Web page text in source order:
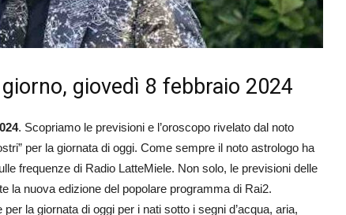
giovedì 8 febbraio 2024
. Scopriamo le previsioni e l’oroscopo rivelato dal noto
per la giornata di oggi. Come sempre il noto astrologo ha
frequenze di Radio LatteMiele. Non solo, le previsioni delle
la nuova edizione del popolare programma di Rai2.
la giornata di oggi per i nati sotto i segni d’acqua, aria,